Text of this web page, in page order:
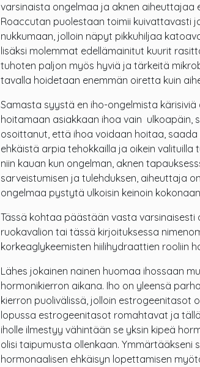
varsinaista ongelmaa ja aknen aiheuttajaa
Roaccutan puolestaan toimii kuivattavasti
nukkumaan, jolloin näpyt pikkuhiljaa
lisäksi molemmat edellämainitut kuurit
tuhoten paljon myös hyviä ja tärkeitä
tavalla hoidetaan enemmän oiretta kuin
Samasta syystä en iho-ongelmista
hoitamaan asiakkaan ihoa vain ulkoapäin,
osoittanut, että ihoa voidaan hoitaa,
ehkäistä arpia tehokkailla ja oikein
niin kauan kun ongelman, aknen
sarveistumisen ja tulehduksen, aiheuttaja
ongelmaa pystytä ulkoisin keinoin
Tässä kohtaa päästään vasta varsinaisesti
ruokavalion tai tässä kirjoituksessa
korkeaglykeemisten hiilihydraattien rooliin
Lähes jokainen nainen huomaa ihossaan
hormonikierron aikana. Iho on yleensä
kierron puolivälissä, jolloin estrogeenitasot
lopussa estrogeenitasot romahtavat ja
iholle ilmestyy vähintään se yksin kipeä
olisi taipumusta ollenkaan. Ymmärtääkseni
hormonaalisen ehkäisyn lopettamisen